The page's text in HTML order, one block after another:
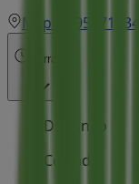
Mapa
956716340
Cerrado
Domingo
Cerrado